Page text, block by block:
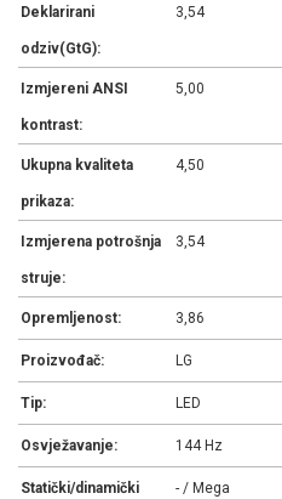
Deklarirani
odziv(GtG):
3,54
Izmjereni ANSI
kontrast:
5,00
Ukupna kvaliteta
prikaza:
4,50
Izmjerena potrošnja
struje:
3,54
Opremljenost: 3,86
Proizvođač: LG
Tip: LED
Osvježavanje: 144 Hz
Statički/dinamički - / Mega